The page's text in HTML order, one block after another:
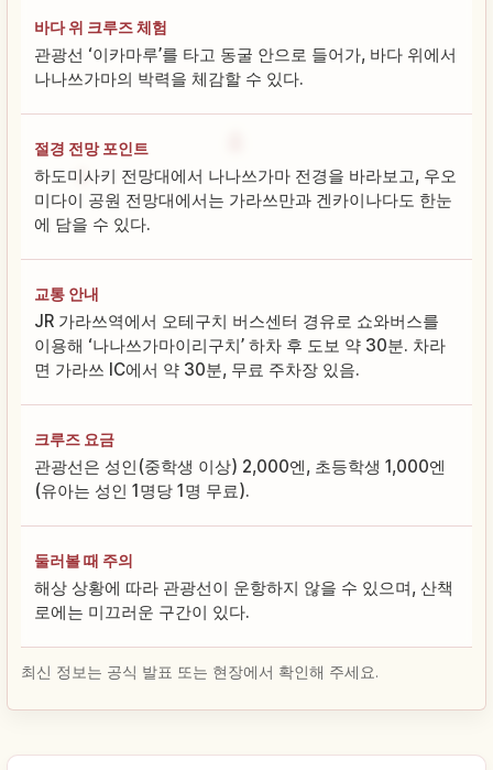
바다 위 크루즈 체험
관광선 ‘이카마루’를 타고 동굴 안으로 들어가, 바다 위에서
나나쓰가마의 박력을 체감할 수 있다.
절경 전망 포인트
하도미사키 전망대에서 나나쓰가마 전경을 바라보고, 우오
미다이 공원 전망대에서는 가라쓰만과 겐카이나다도 한눈
에 담을 수 있다.
교통 안내
JR 가라쓰역에서 오테구치 버스센터 경유로 쇼와버스를
이용해 ‘나나쓰가마이리구치’ 하차 후 도보 약 30분. 차라
면 가라쓰 IC에서 약 30분, 무료 주차장 있음.
크루즈 요금
관광선은 성인(중학생 이상) 2,000엔, 초등학생 1,000엔
(유아는 성인 1명당 1명 무료).
둘러볼 때 주의
해상 상황에 따라 관광선이 운항하지 않을 수 있으며, 산책
로에는 미끄러운 구간이 있다.
최신 정보는 공식 발표 또는 현장에서 확인해 주세요.